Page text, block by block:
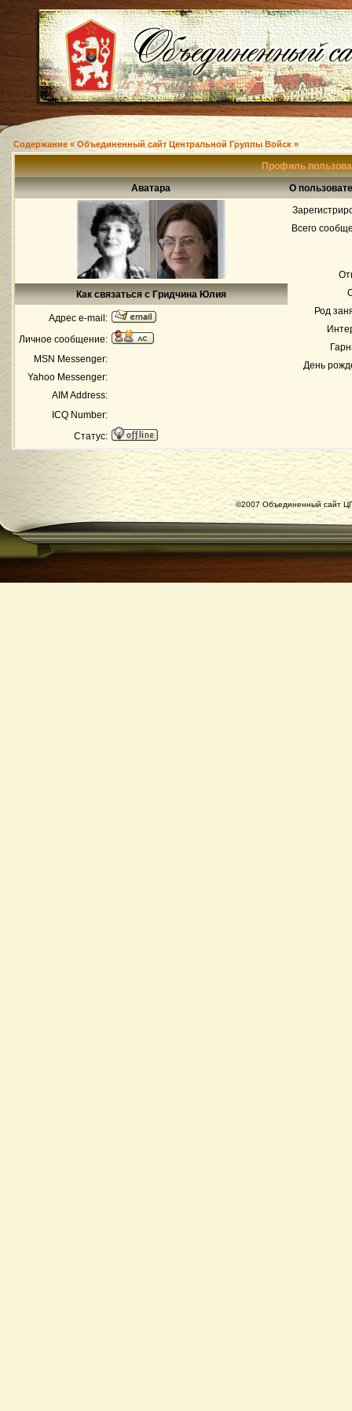
Содержание « Объединенный сайт Центральной Группы Войск »
Профиль
Аватара
О
Всего
Род
День
Как связаться с Гридчина Юлия
Адрес e-mail:
Личное сообщение:
MSN Messenger:
Yahoo Messenger:
AIM Address:
ICQ Number:
Статус:
©2007 Объединенный сайт